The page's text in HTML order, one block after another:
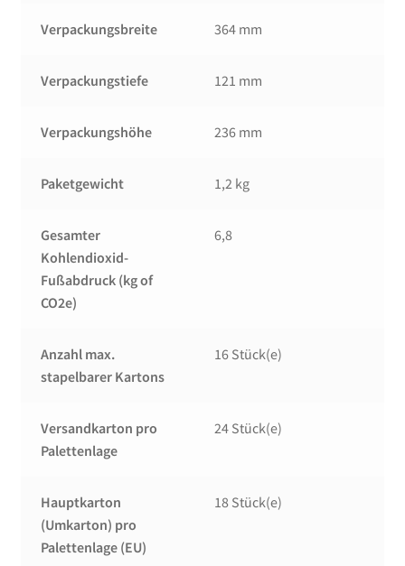
Verpackungsbreite 364 mm
Verpackungstiefe 121 mm
Verpackungshöhe 236 mm
Paketgewicht 1,2 kg
Gesamter
Kohlendioxid-
Fußabdruck (kg of
CO2e)
6,8
Anzahl max.
stapelbarer Kartons
16 Stück(e)
Versandkarton pro
Palettenlage
24 Stück(e)
Hauptkarton
(Umkarton) pro
Palettenlage (EU)
18 Stück(e)